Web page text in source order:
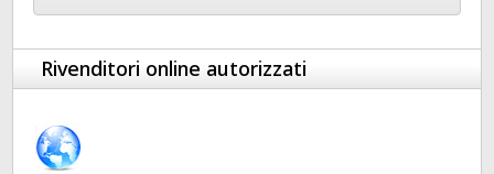
Denmark
Rivenditori online autorizzati